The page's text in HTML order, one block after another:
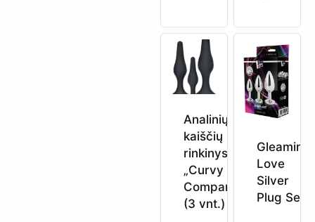
Analinių
kaiščių
rinkinys
„Curvy
Companions“
(3 vnt.)
Gleaming
Love
Silver
Plug Set